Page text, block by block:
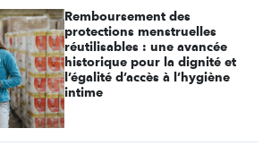
Remboursement des
protections menstruelles
réutilisables : une avancée
historique pour la dignité et
l’égalité d’accès à l’hygiène
intime